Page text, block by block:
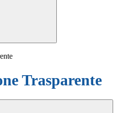
Trasparente